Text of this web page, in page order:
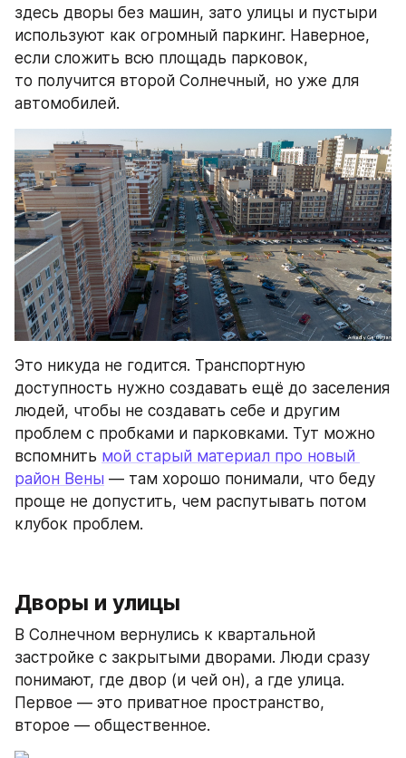
здесь дворы без машин, зато улицы и пустыри
используют как огромный паркинг. Наверное,
если сложить всю площадь парковок,
то получится второй Солнечный, но уже для
автомобилей.
Это никуда не годится. Транспортную
доступность нужно создавать ещё до заселения
людей, чтобы не создавать себе и другим
проблем с пробками и парковками. Тут можно
вспомнить мой старый материал про новый
район Вены — там хорошо понимали, что беду
проще не допустить, чем распутывать потом
клубок проблем.
Дворы и улицы
В Солнечном вернулись к квартальной
застройке с закрытыми дворами. Люди сразу
понимают, где двор (и чей он), а где улица.
Первое — это приватное пространство,
второе — общественное.